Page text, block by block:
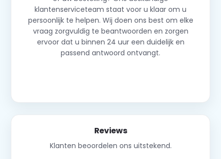
klantenserviceteam staat voor u klaar om u
persoonlijk te helpen. Wij doen ons best om elke
vraag zorgvuldig te beantwoorden en zorgen
ervoor dat u binnen 24 uur een duidelijk en
passend antwoord ontvangt.
Reviews
Klanten beoordelen ons uitstekend.